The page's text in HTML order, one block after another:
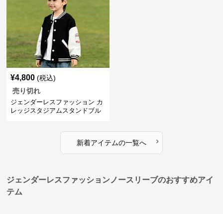
¥4,800 (税込)
売り切れ
ジェンダーレスファッション カ
レッジスタジアムスタンドブル
新着アイテムの一覧へ ›
ジェンダーレスファッションノースリーブのおすすめアイ
テム